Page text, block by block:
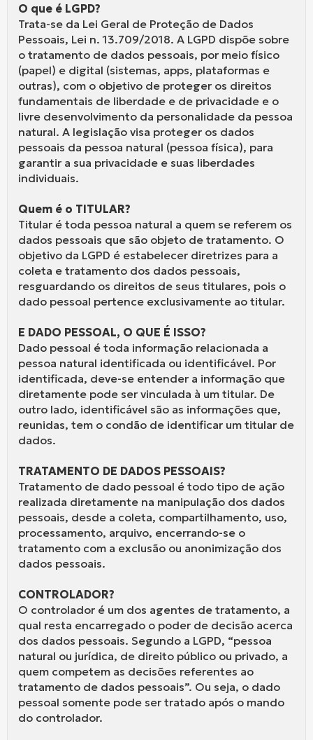
O que é LGPD?
Trata-se da Lei Geral de Proteção de Dados
Pessoais, Lei n. 13.709/2018. A LGPD dispõe sobre
o tratamento de dados pessoais, por meio físico
(papel) e digital (sistemas, apps, plataformas e
outras), com o objetivo de proteger os direitos
fundamentais de liberdade e de privacidade e o
livre desenvolvimento da personalidade da pessoa
natural. A legislação visa proteger os dados
pessoais da pessoa natural (pessoa física), para
garantir a sua privacidade e suas liberdades
individuais.
Quem é o TITULAR?
Titular é toda pessoa natural a quem se referem os
dados pessoais que são objeto de tratamento. O
objetivo da LGPD é estabelecer diretrizes para a
coleta e tratamento dos dados pessoais,
resguardando os direitos de seus titulares, pois o
dado pessoal pertence exclusivamente ao titular.
E DADO PESSOAL, O QUE É ISSO?
Dado pessoal é toda informação relacionada a
pessoa natural identificada ou identificável. Por
identificada, deve-se entender a informação que
diretamente pode ser vinculada à um titular. De
outro lado, identificável são as informações que,
reunidas, tem o condão de identificar um titular de
dados.
TRATAMENTO DE DADOS PESSOAIS?
Tratamento de dado pessoal é todo tipo de ação
realizada diretamente na manipulação dos dados
pessoais, desde a coleta, compartilhamento, uso,
processamento, arquivo, encerrando-se o
tratamento com a exclusão ou anonimização dos
dados pessoais.
CONTROLADOR?
O controlador é um dos agentes de tratamento, a
qual resta encarregado o poder de decisão acerca
dos dados pessoais. Segundo a LGPD, “pessoa
natural ou jurídica, de direito público ou privado, a
quem competem as decisões referentes ao
tratamento de dados pessoais”. Ou seja, o dado
pessoal somente pode ser tratado após o mando
do controlador.